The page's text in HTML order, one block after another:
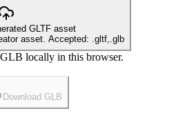
GLTF asset
asset. Accepted: .gltf,.glb
locally in this browser.
Download GLB